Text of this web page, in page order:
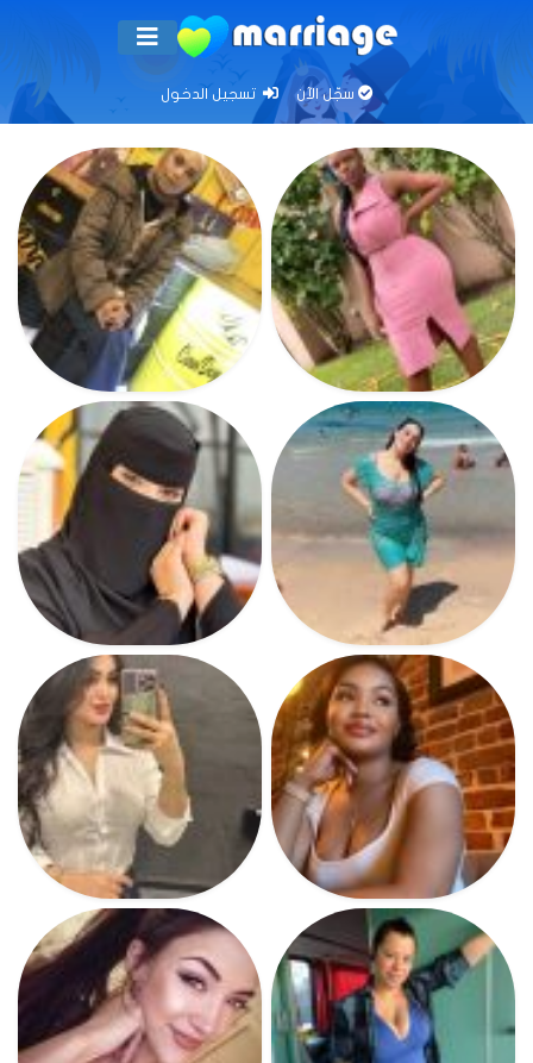
سجّل الآن تسجيل الدخول